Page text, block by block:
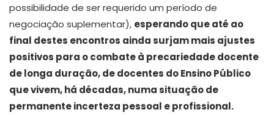
possibilidade de ser requerido um período de
negociação suplementar), esperando que até ao
final destes encontros ainda surjam mais ajustes
positivos para o combate à precariedade docente
de longa duração, de docentes do Ensino Público
que vivem, há décadas, numa situação de
permanente incerteza pessoal e profissional.